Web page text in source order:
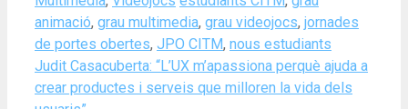
animació, grau multimedia, grau videojocs, jornades
de portes obertes, JPO CITM, nous estudiants
Judit Casacuberta: “L’UX m’apassiona perquè ajuda a
crear productes i serveis que milloren la vida dels